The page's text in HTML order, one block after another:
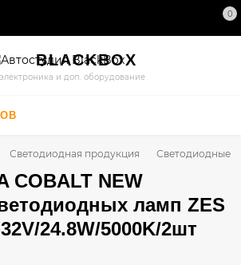
0
BLACKBOX
и доп. оборудование
Светодиодная продукция Светодиодные
COBALT NEW
ламп ZES
24.8W/5000K/2шт